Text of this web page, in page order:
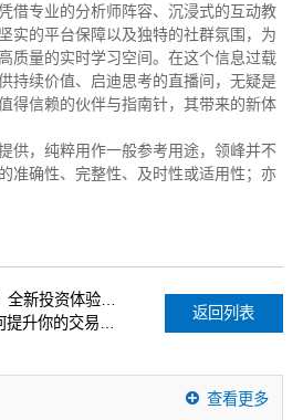
借专业的分析师阵容、沉浸式的互动教
实的平台保障以及独特的社群氛围，为
质量的实时学习空间。在这个信息过载
持续价值、启迪思考的直播间，无疑是
得信赖的伙伴与指南针，其带来的新体
供，纯粹用作一般参考用途，领峰并不
准确性、完整性、及时性或适用性；亦
领峰环球直播间：全新投资体验，您不容错过
领峰环球APP如何提升你的交易体验？
返回列表
查看更多